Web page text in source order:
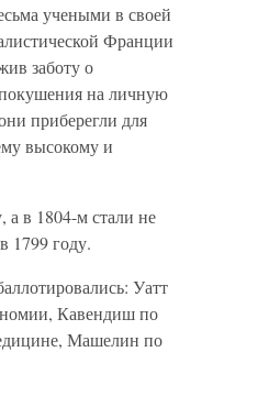
учеными в своей
Франции
заботу о
на личную
приберегли для
высокому и
а в 1804-м стали не
1799 году.
Уатт
Кавендиш по
Машелин по